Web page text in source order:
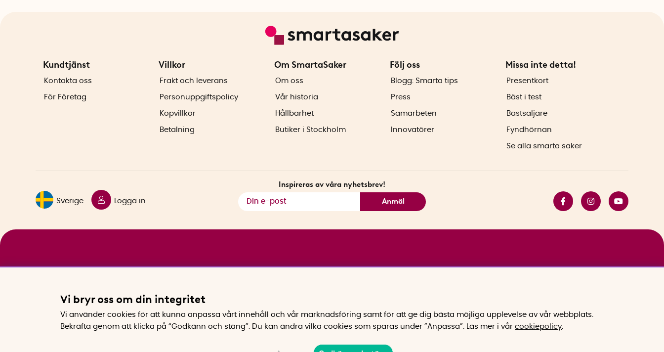
Kundtjänst
Kontakta oss
För Företag
Villkor
Frakt och leverans
Personuppgiftspolicy
Köpvillkor
Betalning
Om SmartaSaker
Om oss
Vår historia
Hållbarhet
Butiker i Stockholm
Följ oss
Blogg: Smarta tips
Press
Samarbeten
Innovatörer
Missa inte detta!
Presentkort
Bäst i test
Bästsäljare
Fyndhörnan
Se alla smarta saker
Sverige Logga in
Inspireras av våra nyhetsbrev!
Anmäl
Vi bryr oss om din integritet
Vi använder cookies för att kunna anpassa vårt innehåll och vår marknadsföring samt för att ge dig bästa möjliga upplevelse av vår webbplats.
Bekräfta genom att klicka på “Godkänn och stäng”. Du kan ändra vilka cookies som sparas under ”Anpassa”.
Läs mer i vår cookiepolicy